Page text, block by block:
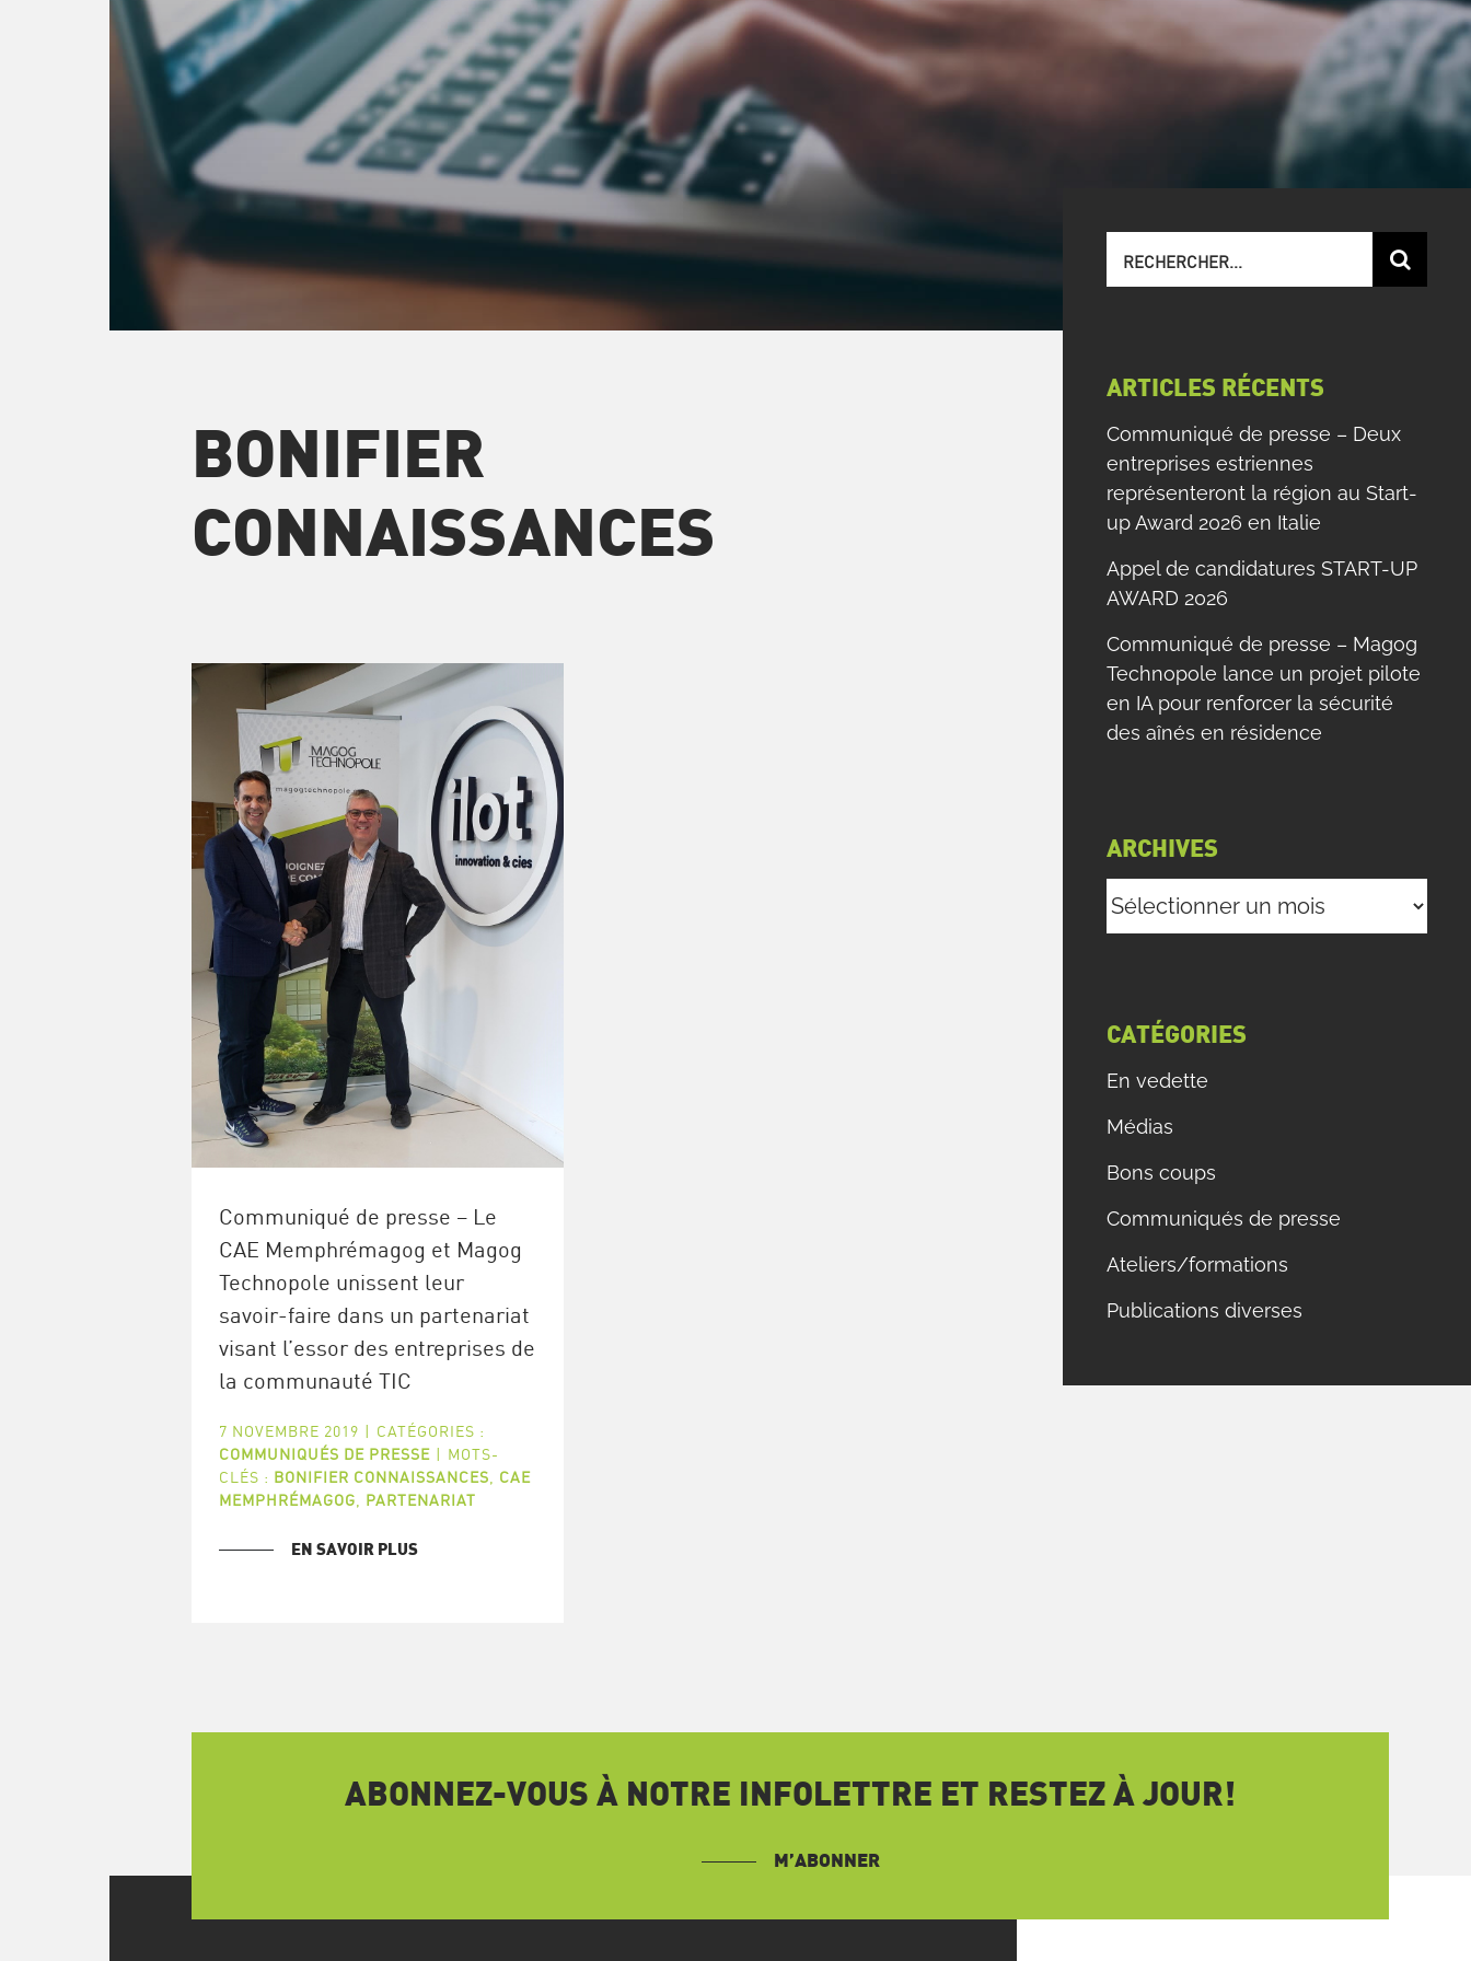
BONIFIER
CONNAISSANCES
Communiqué de presse – Le
CAE Memphrémagog et Magog
Technopole unissent leur
savoir-faire dans un partenariat
visant l’essor des entreprises de
la communauté TIC
7 NOVEMBRE 2019 | CATÉGORIES :
COMMUNIQUÉS DE PRESSE | MOTS-
CLÉS : BONIFIER CONNAISSANCES
CAE
MEMPHRÉMAGOG
PARTENARIAT
EN SAVOIR PLUS
sur
ARTICLES RÉCENTS
Communiqué de presse – Deux
entreprises estriennes
représenteront la région au Start-
up Award 2026 en Italie
Appel de candidatures START-UP
AWARD 2026
Communiqué de presse – Magog
Technopole lance un projet pilote
en IA pour renforcer la sécurité
des aînés en résidence
ARCHIVES
Archives
CATÉGORIES
En vedette
Médias
Bons coups
Communiqués de presse
Ateliers/formations
Publications diverses
ABONNEZ-VOUS À NOTRE INFOLETTRE ET RESTEZ À JOUR!
M’ABONNER